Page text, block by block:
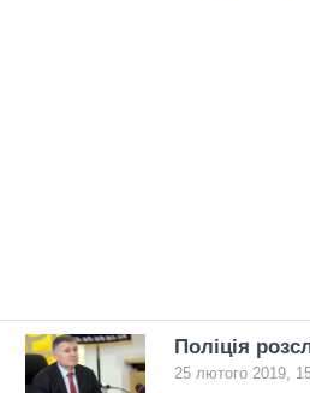
Поліція
25 лютого 2019,